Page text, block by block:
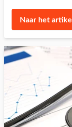
Naar het artikel